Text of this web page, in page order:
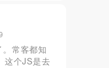
常客都知
这个JS是去